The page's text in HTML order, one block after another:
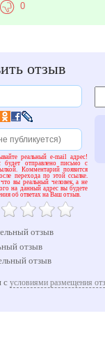
0
отзыв
реальный e-mail адрес!
отправлено письмо с
Комментарий появится
перехода по этой ссылке.
вы реальный человек, а не
на данный адрес вы будете
об ответах на Ваш отзыв.
отзыв
отзыв
отзыв
с условиями размещения